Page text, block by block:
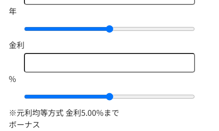
年
金利
%
※元利均等方式 金利5.00%まで
ボーナス